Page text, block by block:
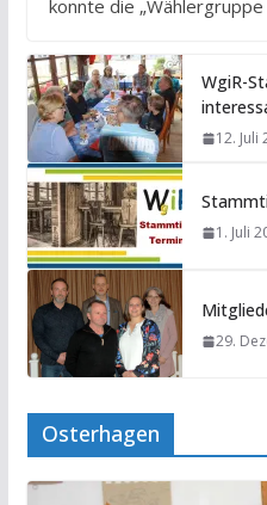
konnte die
WgiR-
12. Juli
1. Juli
29.
Osterhagen